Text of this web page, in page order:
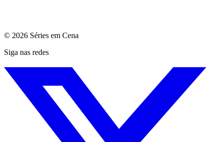
© 2026 Séries em Cena
Siga nas redes